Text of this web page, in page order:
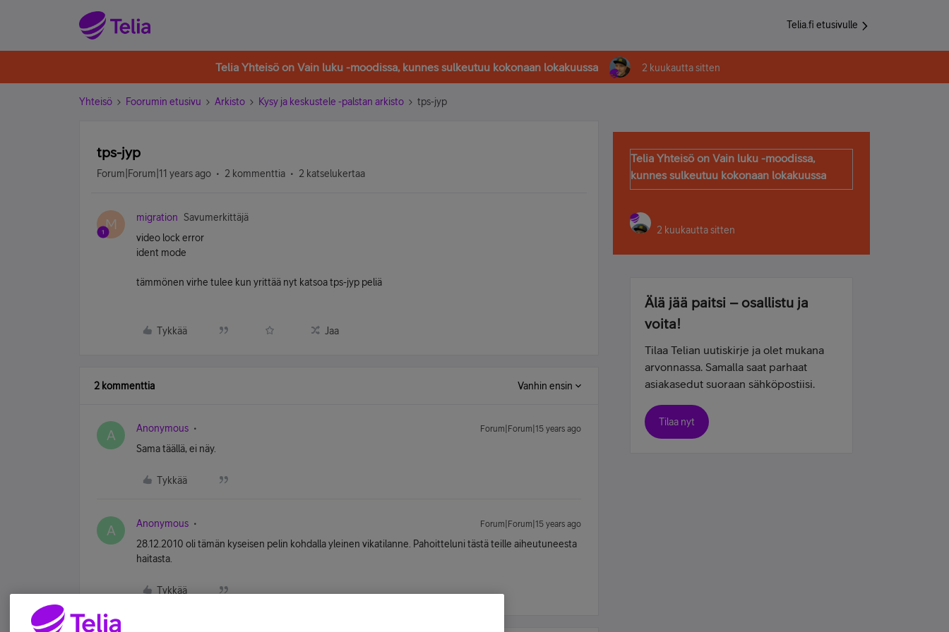
Telia.fi etusivulle
Telia Yhteisö on Vain luku -moodissa, kunnes sulkeutuu kokonaan lokakuussa 2 kuukautta sitten
Yhteisö Foorumin etusivu Arkisto Kysy ja keskustele -palstan arkisto tps-jyp
tps-jyp
Forum|Forum|11 years ago 2 kommenttia 2 katselukertaa
M migration
Savumerkittäjä
video lock error
ident mode
tämmönen virhe tulee kun yrittää nyt katsoa tps-jyp peliä
Tykkää Jaa
2 kommenttia Vanhin ensin
A Anonymous Forum|Forum|15 years ago
Sama täällä, ei näy.
Tykkää
A Anonymous Forum|Forum|15 years ago
28.12.2010 oli tämän kyseisen pelin kohdalla yleinen vikatilanne. Pahoitteluni tästä teille aiheutuneesta
haitasta.
Tykkää
Telia Yhteisö on Vain luku -moodissa,
kunnes sulkeutuu kokonaan lokakuussa
2 kuukautta sitten
Älä jää paitsi – osallistu ja
voita!
Tilaa Telian uutiskirje ja olet mukana
arvonnassa. Samalla saat parhaat
asiakasedut suoraan sähköpostiisi.
Tilaa nyt